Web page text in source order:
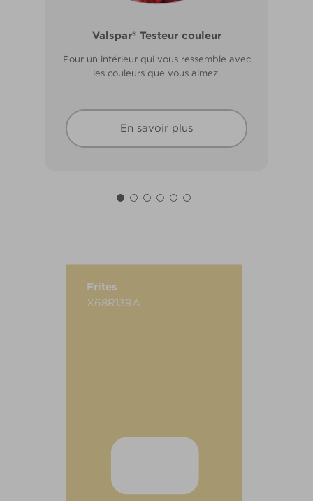
Valspar® Testeur couleur
Pour un intérieur qui vous ressemble avec
les couleurs que vous aimez.
En savoir plus
Valspar® Pro Extérieur Boiseries et
Résiste aux fissures et à l’écaillage. Résiste
En savoir plus
Frites
X68R139A